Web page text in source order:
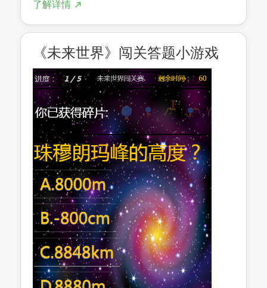
了解详情
《未来世界》闯关答题小游戏